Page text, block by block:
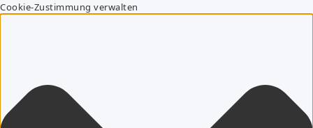
Cookie-Zustimmung verwalten